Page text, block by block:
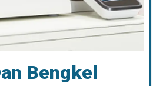
Bengkel